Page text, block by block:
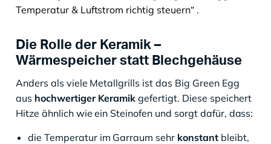
Temperatur & Luftstrom richtig steuern“ .
Die Rolle der Keramik –
Wärmespeicher statt Blechgehäuse
Anders als viele Metallgrills ist das Big Green Egg
aus hochwertiger Keramik gefertigt. Diese speichert
Hitze ähnlich wie ein Steinofen und sorgt dafür, dass:
die Temperatur im Garraum sehr konstantbleibt,